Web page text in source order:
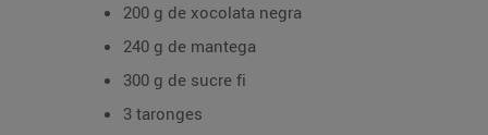
200 g de xocolata negra
240 g de mantega
300 g de sucre fi
3 taronges